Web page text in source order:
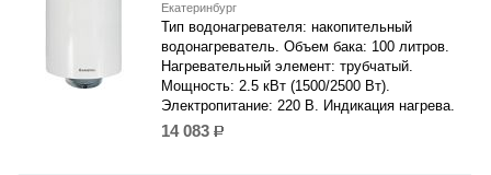
Екатеринбург
Тип водонагревателя: накопительный
водонагреватель. Объем бака: 100 литров.
Нагревательный элемент: трубчатый.
Мощность: 2.5 кВт (1500/2500 Вт).
Электропитание: 220 В. Индикация нагрева.
14 083 р.